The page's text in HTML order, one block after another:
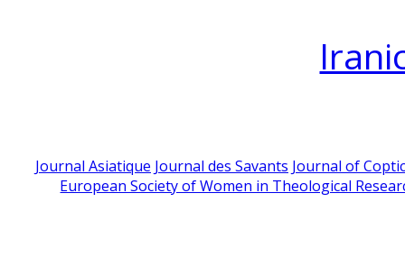
Journal Asiatique Journal des Savants Journal of
European Society of Women in Theological